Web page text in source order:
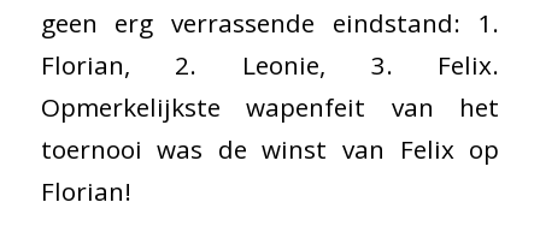
geen erg verrassende eindstand: 1.
Florian, 2. Leonie, 3. Felix.
Opmerkelijkste wapenfeit van het
toernooi was de winst van Felix op
Florian!